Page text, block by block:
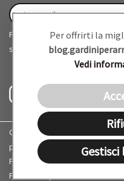
Per offrirti la
Vedi
Proseguendo accetti di
sulla privacy).
Gardini per Arredare s.r.l
p.iva 03193200403
Privacy Policy
Powered by Nimaia